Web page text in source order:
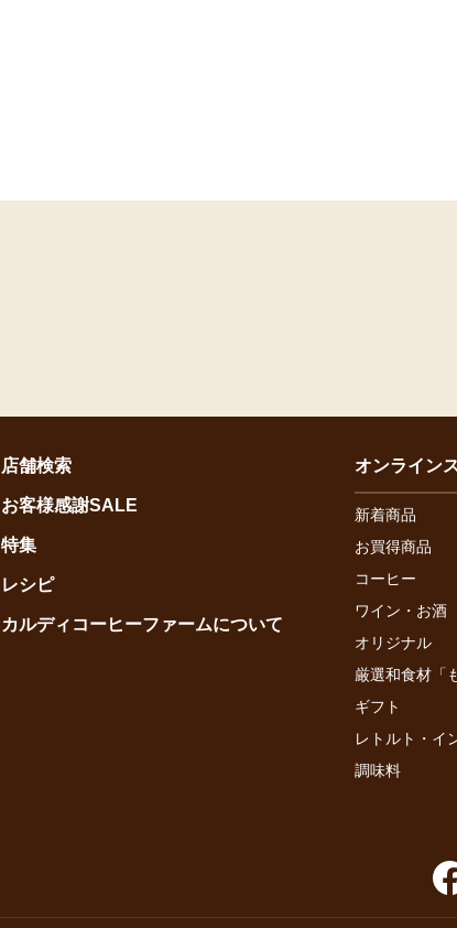
店舗検索
お客様感謝SALE
特集
レシピ
カルディコーヒーファームについて
オンライン
新着商品
お買得商品
コーヒー
ワイン・お酒
オリジナル
厳選和食材「
ギフト
レトルト・イ
調味料